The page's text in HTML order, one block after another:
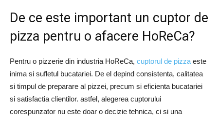
De ce este important un cuptor de
pizza pentru o afacere HoReCa?
Pentru o pizzerie din industria HoReCa, cuptorul de pizza este
inima si sufletul bucatariei. De el depind consistenta, calitatea
si timpul de preparare al pizzei, precum si eficienta bucatariei
si satisfactia clientilor. astfel, alegerea cuptorului
corespunzator nu este doar o decizie tehnica, ci si una